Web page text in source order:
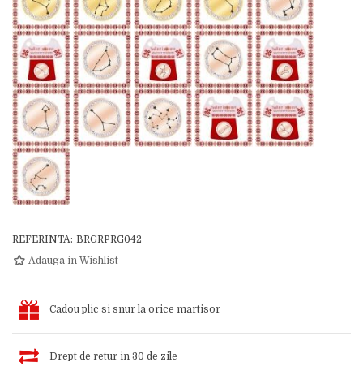
REFERINTA: BRGRPRG042
Adauga in Wishlist
Cadou plic si snur la orice martisor
Drept de retur in 30 de zile